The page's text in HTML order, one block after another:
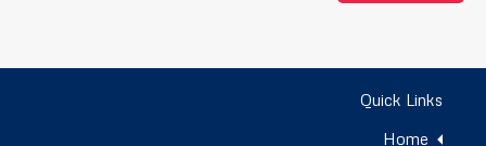
Quick Links
Home